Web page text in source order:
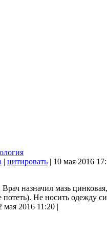
| цитировать | 10 мая 2016
назначил мазь
потеть). Не носить одежду
мая 2016 11:20 |